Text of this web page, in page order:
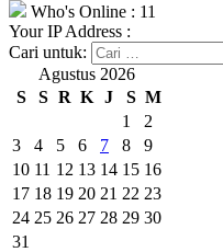
Who's Online : 11
Your IP Address :
Cari untuk:
Agustus 2026
S
S R K J S M
1
2
3
4 5 6 7 8
9
10 11 12 13 14 15 16
17 18 19 20 21 22 23
24 25 26 27 28 29 30
31